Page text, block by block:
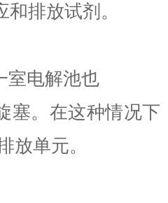
排放试剂。
室电解池也
。 在这种情况下
放单元。